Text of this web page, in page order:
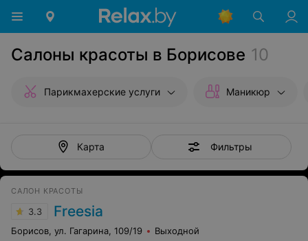
Салоны красоты в Борисове 10
Парикмахерские услуги Маникюр
Карта Фильтры
САЛОН КРАСОТЫ
3.3 Freesia
Борисов, ул. Гагарина, 109/19 Выходной